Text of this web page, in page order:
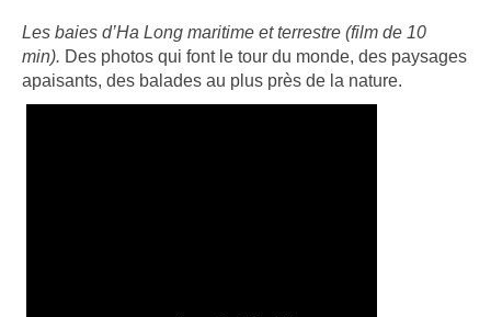
Les baies d’Ha Long maritime et terrestre (film de 10
min). Des photos qui font le tour du monde, des paysages
apaisants, des balades au plus près de la nature.